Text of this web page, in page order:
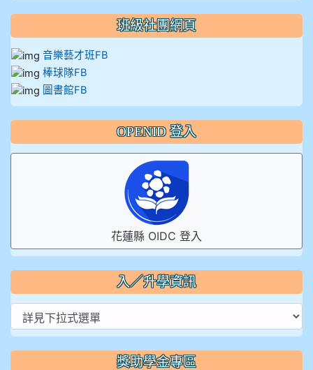
班級社團網頁
音樂藝才班FB
棒球隊FB
圖書館FB
OPENID 登入
花蓮縣 OIDC 登入
入／升學資訊
獎助學金專區